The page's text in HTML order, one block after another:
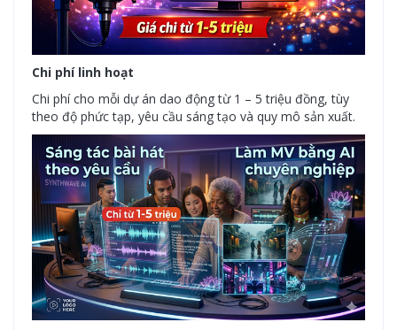
Chi phí linh hoạt
Chi phí cho mỗi dự án dao động từ 1 – 5 triệu đồng, tùy
theo độ phức tạp, yêu cầu sáng tạo và quy mô sản xuất.